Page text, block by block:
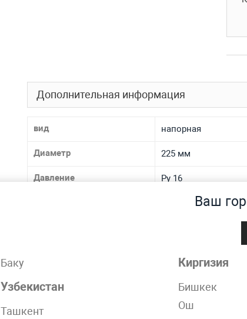
Ваш
Баку
Узбекистан
Ташкент
Киргизия
Бишкек
Ош
Дополнительная информация
вид напорная
Диаметр 225 мм
Давление Ру 16
полиэтиленовая